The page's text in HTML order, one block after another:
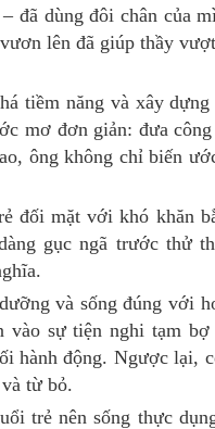
dùng đôi chân của
lên đã giúp thầy
năng và xây dựng
mơ đơn giản: đưa
ông không chỉ biến
mặt với khó khăn
gục ngã trước thử
và sống đúng với
vào sự tiện nghi tạm
hành động. Ngược lại,
từ bỏ.
nên sống thực